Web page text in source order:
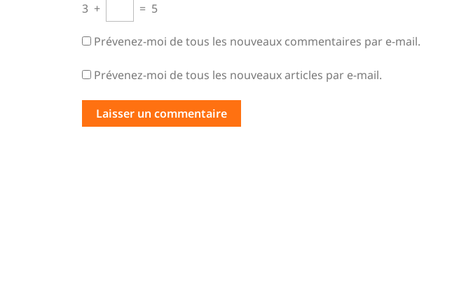
3 + = 5
Prévenez-moi de tous les nouveaux commentaires par e-mail.
Prévenez-moi de tous les nouveaux articles par e-mail.